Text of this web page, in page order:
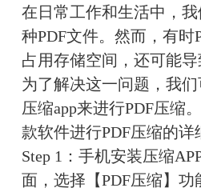
在日常工作和生活中，
种PDF文件。然而，有时
占用存储空间，还可能导
为了解决这一问题，我
压缩app来进行PDF压缩
款软件进行PDF压缩的详
Step 1：手机安装压缩
面，选择【PDF压缩】功